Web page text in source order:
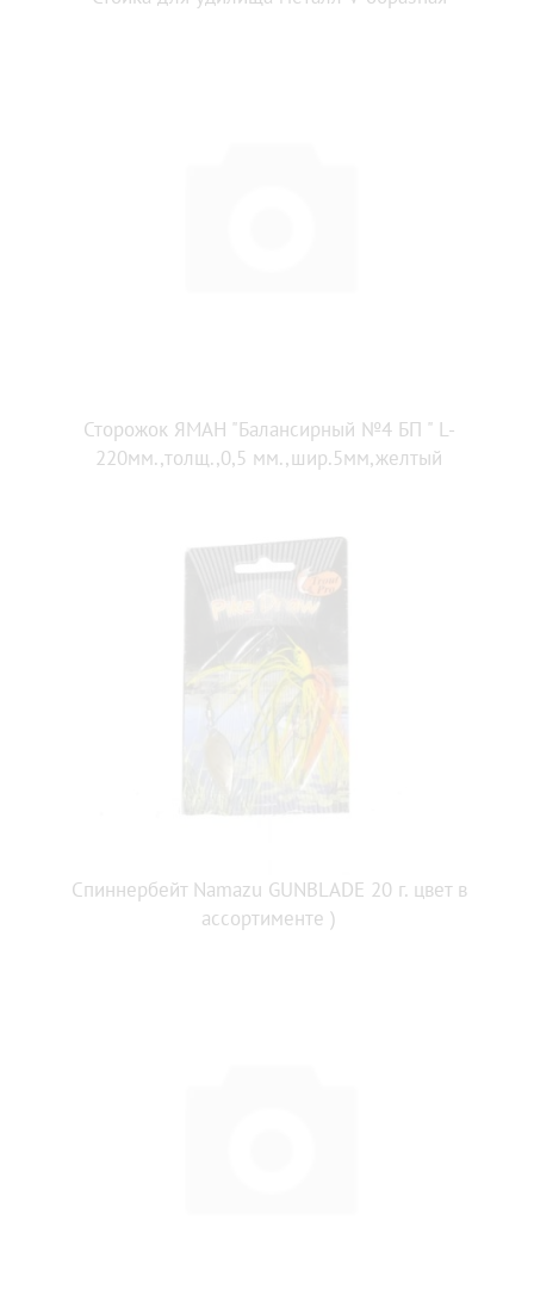
Сторожок ЯМАН "Балансирный №4 БП " L-
220мм.,толщ.,0,5 мм.,шир.5мм,желтый
Спиннербейт Namazu GUNBLADE 20 г. цвет в
ассортименте )